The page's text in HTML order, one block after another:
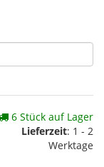
6 Stück auf Lager
Lieferzeit: 1 - 2
Werktage